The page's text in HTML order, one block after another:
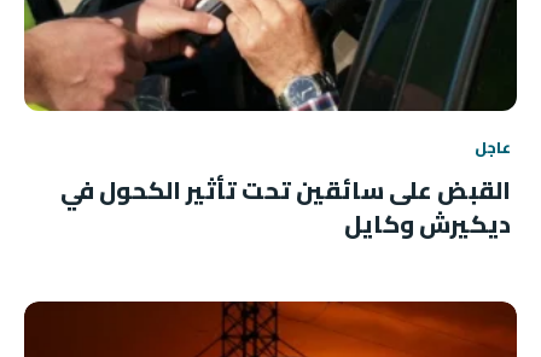
عاجل
القبض على سائقين تحت تأثير الكحول في
ديكيرش وكايل